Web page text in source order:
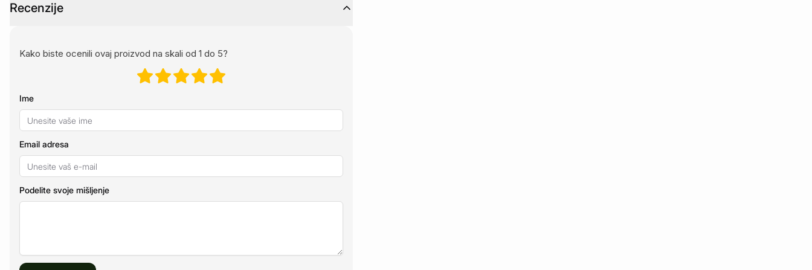
Recenzije
Kako biste ocenili ovaj proizvod na skali od 1 do 5?
Ime
Email adresa
Podelite svoje mišljenje